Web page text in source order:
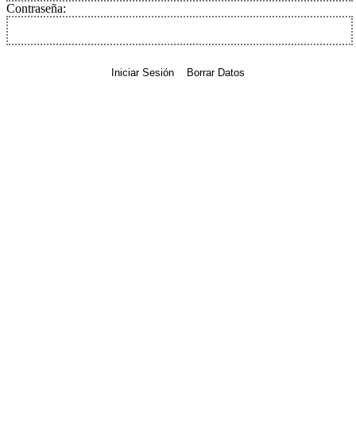
Contraseña:
Iniciar Sesión Borrar Datos